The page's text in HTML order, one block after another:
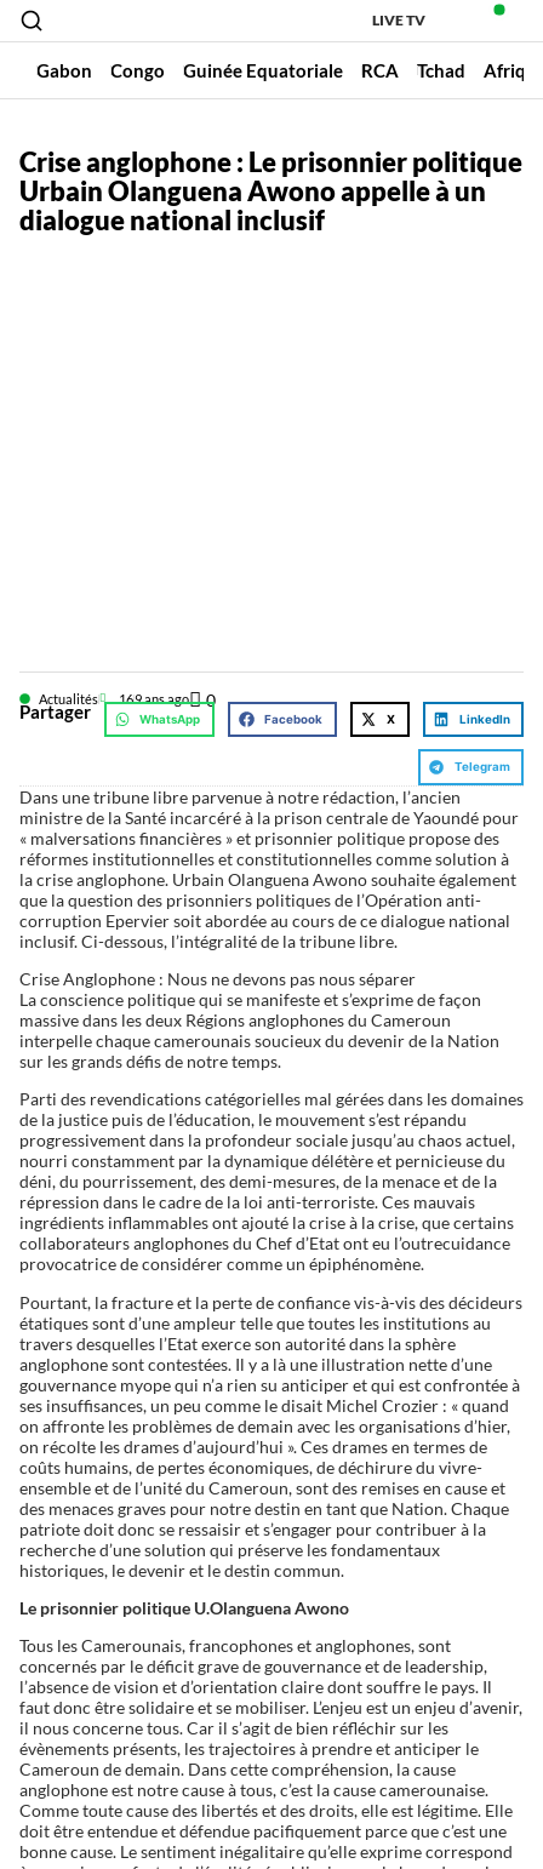
LIVE TV
Gabon Congo Guinée Equatoriale RCA Tchad
Crise anglophone : Le prisonnier politique
Urbain Olanguena Awono appelle à un
dialogue national inclusif
Actualités 169 ans ago 0
Partager WhatsApp Facebook X LinkedIn
Telegram
Dans une tribune libre parvenue à notre rédaction, l’ancien
ministre de la Santé incarcéré à la prison centrale de Yaoundé pour
« malversations financières » et prisonnier politique propose des
réformes institutionnelles et constitutionnelles comme solution à
la crise anglophone. Urbain Olanguena Awono souhaite également
que la question des prisonniers politiques de l’Opération anti-
corruption Epervier soit abordée au cours de ce dialogue national
inclusif. Ci-dessous, l’intégralité de la tribune libre.
Crise Anglophone : Nous ne devons pas nous séparer
La conscience politique qui se manifeste et s’exprime de façon
massive dans les deux Régions anglophones du Cameroun
interpelle chaque camerounais soucieux du devenir de la Nation
sur les grands défis de notre temps.
Parti des revendications catégorielles mal gérées dans les domaines
de la justice puis de l’éducation, le mouvement s’est répandu
progressivement dans la profondeur sociale jusqu’au chaos actuel,
nourri constamment par la dynamique délétère et pernicieuse du
déni, du pourrissement, des demi-mesures, de la menace et de la
répression dans le cadre de la loi anti-terroriste. Ces mauvais
ingrédients inflammables ont ajouté la crise à la crise, que certains
collaborateurs anglophones du Chef d’Etat ont eu l’outrecuidance
provocatrice de considérer comme un épiphénomène.
Pourtant, la fracture et la perte de confiance vis-à-vis des décideurs
étatiques sont d’une ampleur telle que toutes les institutions au
travers desquelles l’Etat exerce son autorité dans la sphère
anglophone sont contestées. Il y a là une illustration nette d’une
gouvernance myope qui n’a rien su anticiper et qui est confrontée à
ses insuffisances, un peu comme le disait Michel Crozier : « quand
on affronte les problèmes de demain avec les organisations d’hier,
on récolte les drames d’aujourd’hui ». Ces drames en termes de
coûts humains, de pertes économiques, de déchirure du vivre-
ensemble et de l’unité du Cameroun, sont des remises en cause et
des menaces graves pour notre destin en tant que Nation. Chaque
patriote doit donc se ressaisir et s’engager pour contribuer à la
recherche d’une solution qui préserve les fondamentaux
historiques, le devenir et le destin commun.
Le prisonnier politique U.Olanguena Awono
Tous les Camerounais, francophones et anglophones, sont
concernés par le déficit grave de gouvernance et de leadership,
l’absence de vision et d’orientation claire dont souffre le pays. Il
faut donc être solidaire et se mobiliser. L’enjeu est un enjeu d’avenir,
il nous concerne tous. Car il s’agit de bien réfléchir sur les
évènements présents, les trajectoires à prendre et anticiper le
Cameroun de demain. Dans cette compréhension, la cause
anglophone est notre cause à tous, c’est la cause camerounaise.
Comme toute cause des libertés et des droits, elle est légitime. Elle
doit être entendue et défendue pacifiquement parce que c’est une
bonne cause. Le sentiment inégalitaire qu’elle exprime correspond